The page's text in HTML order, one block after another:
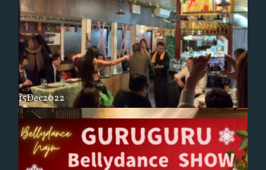
2022年も有難うごさいました
今年も残すところ一日となりました。年末らしい寒さが増してきました
昨今、皆様どうぞお風邪など召されませんように、お身体ご自愛くださ
いね。2022年もコロナ禍でさまざまな変化を余儀なくされ、大変な…
⚠️本日開催予定のBavalinでのショーが雪の為28日に延期となりました
⚠️
ラストショー
今日はずっとショーで呼んでくださっていたトルコ料理レストランのラ
ストショーでした。今日もお客様からの声援や拍手、一緒になって踊っ
15Dec2022